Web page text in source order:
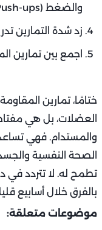
والضغط (Push-ups)، ورفع الأوزان.
زد شدة التمارين
اجمع بين تمارين
ختامًا، تمارين
العضلات، بل هي
والمستدام. فهي
الصحة النفسية
تطمح له. لا تتردد
بالفرق خلال أسابيع
موضوعات متعلقة: